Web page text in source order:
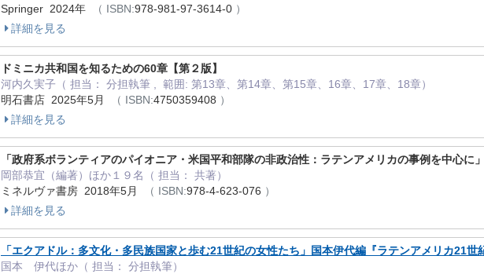
Springer 2024年
（ ISBN:978-981-97-3614-0 ）
詳細を見る
ドミニカ共和国を知るための60章【第２版】
河内久実子（ 担当： 分担執筆 , 範囲: 第13章、第14章、第15章、16章、17章、18章）
明石書店 2025年5月
（ ISBN:4750359408 ）
詳細を見る
「政府系ボランティアのパイオニア・米国平和部隊の非政治性：ラテンアメリカの事例を中心に
岡部恭宜（編著）ほか１９名（ 担当： 共著）
ミネルヴァ書房 2018年5月
（ ISBN:978-4-623-076 ）
詳細を見る
「エクアドル：多文化・多民族国家と歩む21世紀の女性たち」国本伊代編『ラテンアメリカ21世
国本 伊代ほか（ 担当： 分担執筆）